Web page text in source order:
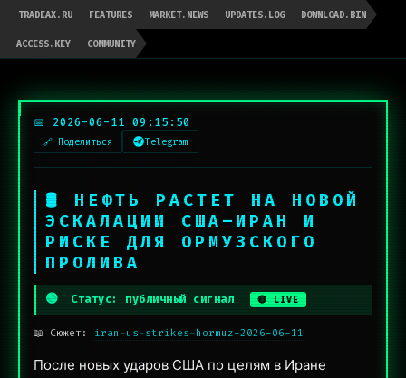
TRADEAX.RU FEATURES MARKET.NEWS UPDATES.LOG DOWNLOAD.BIN
ACCESS.KEY COMMUNITY
📅 2026-06-11 09:15:50
🔗 Поделиться Telegram
🛢 НЕФТЬ РАСТЕТ НА НОВОЙ
ЭСКАЛАЦИИ США–ИРАН И
РИСКЕ ДЛЯ ОРМУЗСКОГО
ПРОЛИВА
🟢 Статус: публичный сигнал 🔴 LIVE
📖 Сюжет: iran-us-strikes-hormuz-2026-06-11
После новых ударов США по целям в Иране